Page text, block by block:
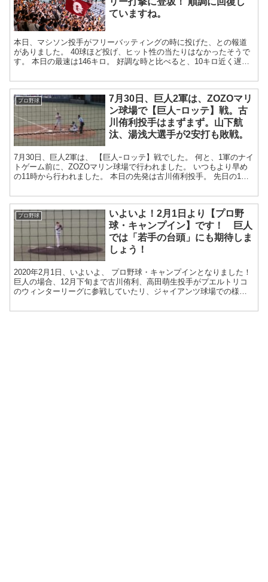
ていますね。
本日、マシソン投手がフリーバッティングの時に投げた、との報道
がありました。 40球ほど投げ、ヒット性の当たりはなかったそうで
す。 本日の最速は146キロ。 好調な時と比べると、10キロ近く遅い
プロ野球
7月30日、巨人2軍は、ZOZOマリ
ン球場で【巨人ｰロッテ】戦。古
川侑利投手はまずまず。山下航
汰、湯浅大選手が2安打も敗戦。
7月30日、巨人2軍は、 【巨人ｰロッテ】戦でした。 何と、1軍のナイ
トゲーム前に、ZOZOマリン球場で行われました。 いつもより早め
の11時から行われました。 本日の先発は古川侑利投手。 先日の1軍
プロ野球
いよいよ！2月1日より【プロ野
球・キャンプイン】です！ 巨人
では「若手の台頭」にも期待しま
しょう！
2020年2月1日、いよいよ、 プロ野球・キャンプインとなりました！
巨人の場合、12月下旬まで古川侑利、高田萌生投手がプエルトリコ
のウィンターリーグに参戦していたリ、ジャイアンツ球場での様子